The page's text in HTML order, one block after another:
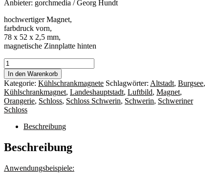
Anbieter: gorchmedia / Georg Hundt
hochwertiger Magnet,
farbdruck vorn,
78 x 52 x 2,5 mm,
magnetische Zinnplatte hinten
Magnet
Schwerin
S005-
M:
Luftbild
Schweriner
Schloss
Ostseite
Menge
In den Warenkorb
Kategorie: Kühlschrankmagnete Schlagwörter: Altstadt, Burgsee,
Kühlschrankmagnet, Landeshauptstadt, Luftbild, Magnet,
Orangerie, Schloss, Schloss Schwerin, Schwerin, Schweriner
Schloss
Beschreibung
Beschreibung
Anwendungsbeispiele: